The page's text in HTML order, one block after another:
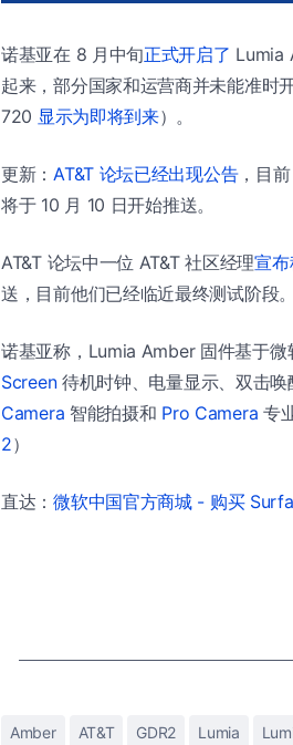
诺基亚在 8 月中旬正式开启了 Lumia
起来，部分国家和运营商并未能准时
720 显示为即将到来）。
更新： AT&T 论坛已经出现公告，目
将于 10 月 10 日开始推送。
AT&T 论坛中一位 AT&T 社区经理宣布
送，目前他们已经临近最终测试阶段。
诺基亚称，Lumia Amber 固件基于微
Screen待机时钟、电量显示、双击唤
Camera 智能拍摄和 Pro Camera 专
2）
直达：微软中国官方商城 - 购买
Amber AT&T GDR2 Lumia